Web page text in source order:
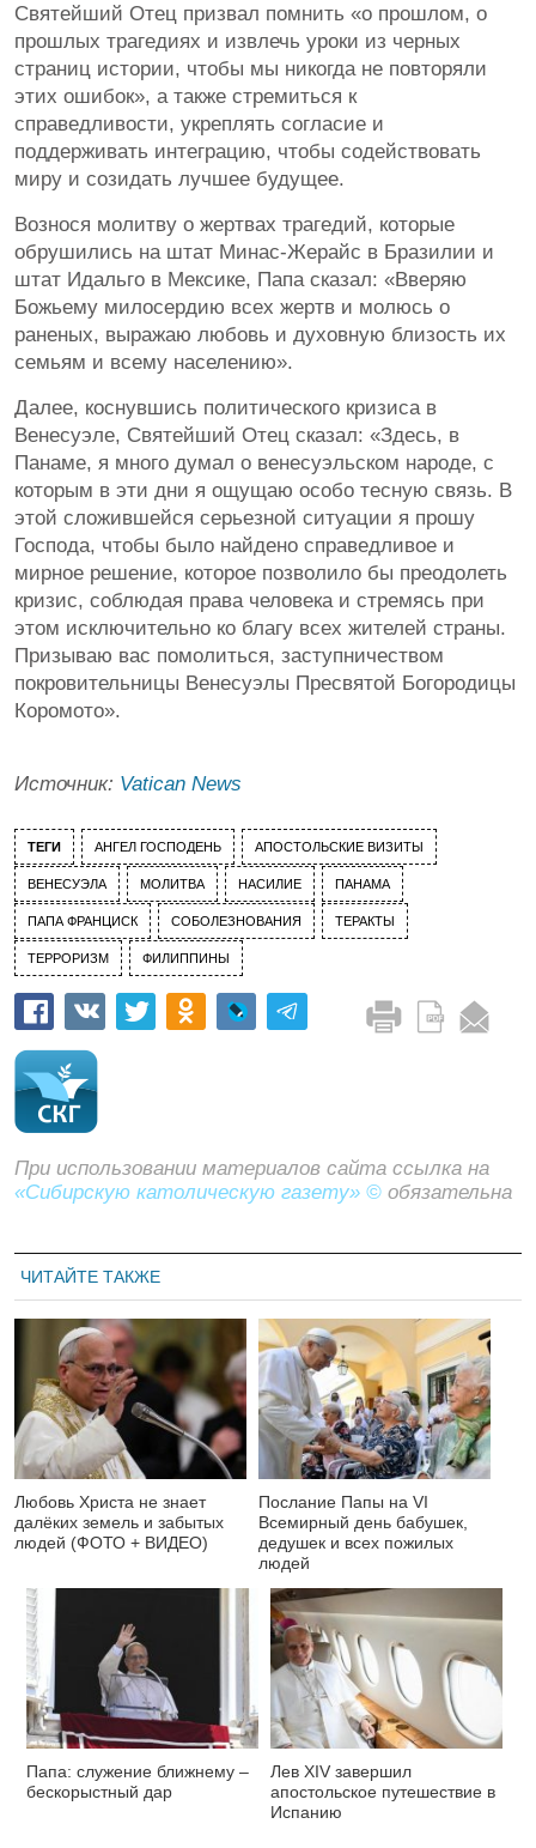
Святейший Отец призвал помнить «о прошлом, о
прошлых трагедиях и извлечь уроки из черных
страниц истории, чтобы мы никогда не повторяли
этих ошибок», а также стремиться к
справедливости, укреплять согласие и
поддерживать интеграцию, чтобы содействовать
миру и созидать лучшее будущее.
Вознося молитву о жертвах трагедий, которые
обрушились на штат Минас-Жерайс в Бразилии и
штат Идальго в Мексике, Папа сказал: «Вверяю
Божьему милосердию всех жертв и молюсь о
раненых, выражаю любовь и духовную близость их
семьям и всему населению».
Далее, коснувшись политического кризиса в
Венесуэле, Святейший Отец сказал: «Здесь, в
Панаме, я много думал о венесуэльском народе, с
которым в эти дни я ощущаю особо тесную связь. В
этой сложившейся серьезной ситуации я прошу
Господа, чтобы было найдено справедливое и
мирное решение, которое позволило бы преодолеть
кризис, соблюдая права человека и стремясь при
этом исключительно ко благу всех жителей страны.
Призываю вас помолиться, заступничеством
покровительницы Венесуэлы Пресвятой Богородицы
Коромото».
Источник: Vatican News
ТЕГИ АНГЕЛ ГОСПОДЕНЬ АПОСТОЛЬСКИЕ ВИЗИТЫ
ВЕНЕСУЭЛА МОЛИТВА НАСИЛИЕ ПАНАМА
ПАПА ФРАНЦИСК СОБОЛЕЗНОВАНИЯ ТЕРАКТЫ
ТЕРРОРИЗМ ФИЛИППИНЫ
При использовании материалов сайта ссылка на
«Сибирскую католическую газету» © обязательна
ЧИТАЙТЕ ТАКЖЕ
Любовь Христа не знает
далёких земель и забытых
людей (ФОТО + ВИДЕО)
Послание Папы на VI
Всемирный день бабушек,
дедушек и всех пожилых
людей
Папа: служение ближнему –
бескорыстный дар
Лев XIV завершил
апостольское путешествие в
Испанию